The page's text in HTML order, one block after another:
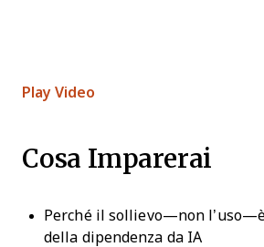
Play Video
Cosa Imparerai
Perché il sollievo—non
della dipendenza da IA